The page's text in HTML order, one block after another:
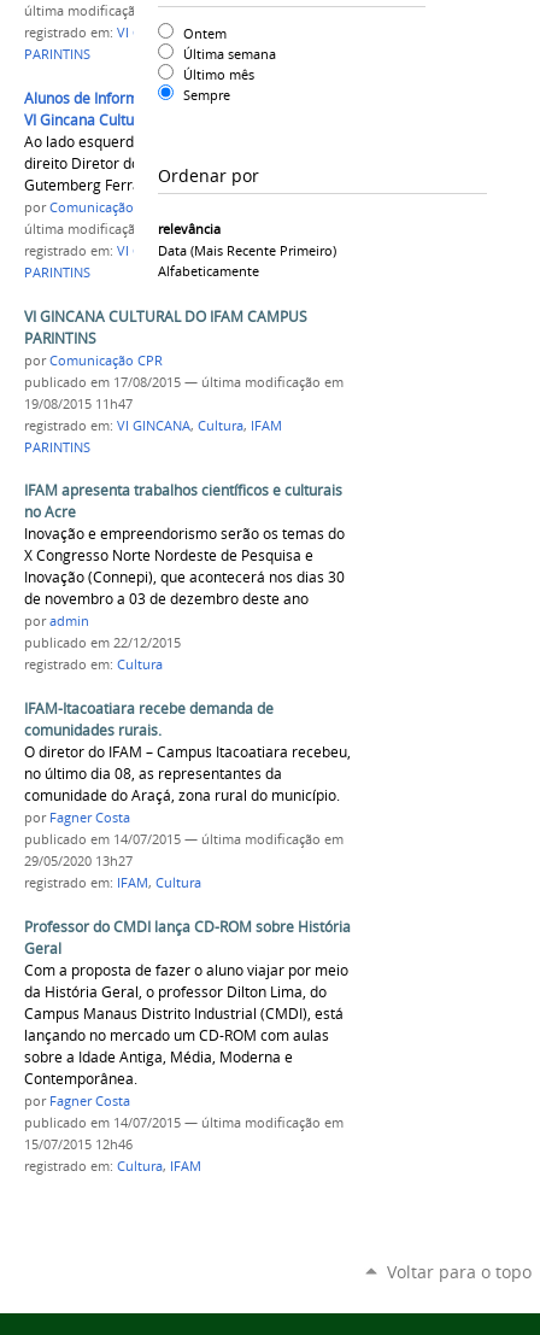
Ontem
Última semana
Último mês
Sempre
Ordenar por
relevância
Data (mais Recente Primeiro)
Alfabeticamente
última modificação
em 18/08/2015 13h20
registrado em: VI GINCANA,Cultura
PARINTINS
Alunos de Informática comemoram a vitória na
VI Gincana Cultura
Ao lado esquerdo Aluno de Informática , ao lado
direito Diretor do IFAM Campus Parintins
Gutemberg Ferraro
porComunicação CPR
última modificação
em 18/08/2015 13h03
registrado em: VI GINCANA ,Cultura,IFAM
PARINTINS
VI GINCANA CULTURAL DO IFAM CAMPUS
PARINTINS
porComunicação CPR
publicado em 17/08/2015 — última modificação em
19/08/2015 11h47
registrado em: VI GINCANA, Cultura, IFAM
PARINTINS
IFAM apresenta trabalhos científicos e culturais
no Acre
Inovação e empreendorismo serão os temas do
X Congresso Norte Nordeste de Pesquisa e
Inovação (Connepi), que acontecerá nos dias 30
de novembro a 03 de dezembro deste ano
poradmin
publicado em 22/12/2015
registrado em: Cultura
IFAM-Itacoatiara recebe demanda de
comunidades rurais.
O diretor do IFAM – Campus Itacoatiara recebeu,
no último dia 08, as representantes da
comunidade do Araçá, zona rural do município.
por Fagner Costa
publicado em 14/07/2015 — última modificação em
29/05/2020 13h27
registrado em: IFAM, Cultura
Professor do CMDI lança CD-ROM sobre História
Geral
Com a proposta de fazer o aluno viajar por meio
da História Geral, o professor Dilton Lima, do
Campus Manaus Distrito Industrial (CMDI), está
lançando no mercado um CD-ROM com aulas
sobre a Idade Antiga, Média, Moderna e
Contemporânea.
por Fagner Costa
publicado em 14/07/2015 — última modificação em
15/07/2015 12h46
registrado em: Cultura, IFAM
Voltar para o topo